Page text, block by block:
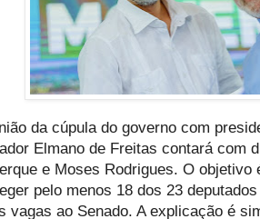
da cúpula do governo com
Elmano de Freitas contará com
e Moses Rodrigues. O objetivo
pelo menos 18 dos 23
vagas ao Senado. A explicação é